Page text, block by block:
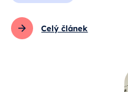
Celý článek